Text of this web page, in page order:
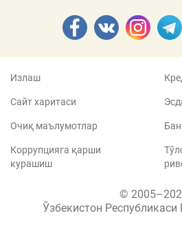
Излаш
Сайт харитаси
Очиқ маълумотлар
Коррупцияга қарши
курашиш
©
Ўзбекистон